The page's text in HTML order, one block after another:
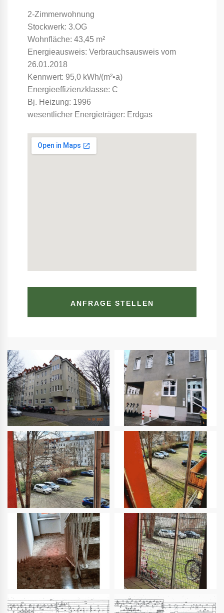
2-Zimmerwohnung
Stockwerk: 3.OG
Wohnfläche: 43,45 m²
Energieausweis: Verbrauchsausweis vom
26.01.2018
Kennwert: 95,0 kWh/(m²•a)
Energieeffizienzklasse: C
Bj. Heizung: 1996
wesentlicher Energieträger: Erdgas
ANFRAGE STELLEN